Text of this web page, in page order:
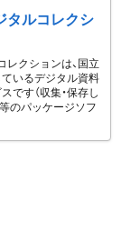
タルコレクシ
レクションは、国立
ているデジタル資料
です（収集・保存し
のパッケージソフ